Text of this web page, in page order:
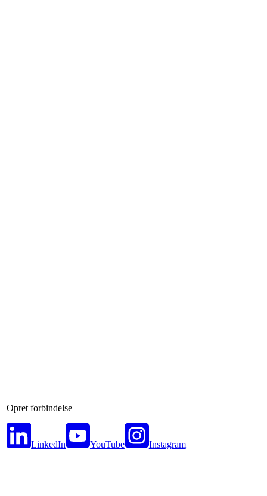
Opret forbindelse
LinkedIn YouTube Instagram